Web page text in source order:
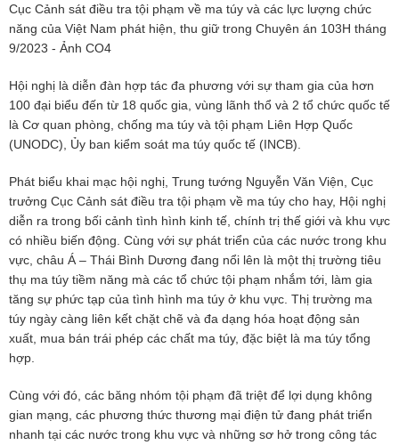
Cục Cảnh sát điều tra tội phạm về ma túy và các lực lượng chức
năng của Việt Nam phát hiện, thu giữ trong Chuyên án 103H tháng
9/2023 - Ảnh CO4
Hội nghị là diễn đàn hợp tác đa phương với sự tham gia của hơn
100 đại biểu đến từ 18 quốc gia, vùng lãnh thổ và 2 tổ chức quốc tế
là Cơ quan phòng, chống ma túy và tội phạm Liên Hợp Quốc
(UNODC), Ủy ban kiểm soát ma túy quốc tế (INCB).
Phát biểu khai mạc hội nghị, Trung tướng Nguyễn Văn Viện, Cục
trưởng Cục Cảnh sát điều tra tội phạm về ma túy cho hay, Hội nghị
diễn ra trong bối cảnh tình hình kinh tế, chính trị thế giới và khu vực
có nhiều biến động. Cùng với sự phát triển của các nước trong khu
vực, châu Á – Thái Bình Dương đang nổi lên là một thị trường tiêu
thụ ma túy tiềm năng mà các tổ chức tội phạm nhắm tới, làm gia
tăng sự phức tạp của tình hình ma túy ở khu vực. Thị trường ma
túy ngày càng liên kết chặt chẽ và đa dạng hóa hoạt động sản
xuất, mua bán trái phép các chất ma túy, đặc biệt là ma túy tổng
hợp.
Cùng với đó, các băng nhóm tội phạm đã triệt để lợi dụng không
gian mạng, các phương thức thương mại điện tử đang phát triển
nhanh tại các nước trong khu vực và những sơ hở trong công tác